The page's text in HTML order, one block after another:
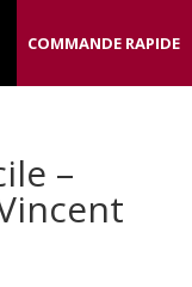
COMMANDE RAPIDE
–